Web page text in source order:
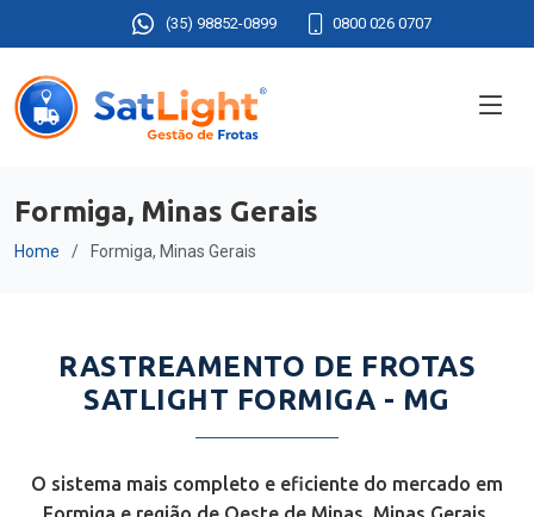
(35) 98852-0899 0800 026 0707
Formiga, Minas Gerais
Home Formiga, Minas Gerais
RASTREAMENTO DE FROTAS
SATLIGHT FORMIGA - MG
O sistema mais completo e eficiente do mercado em